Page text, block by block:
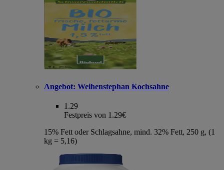
Angebot: Weihenstephan Kochsahne
1.29
Festpreis von 1.29€
15% Fett oder Schlagsahne, mind. 32% Fett, 250 g, (1
kg = 5,16)